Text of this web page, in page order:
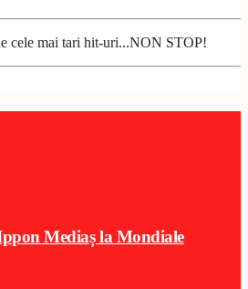
cele mai tari hit-uri...NON STOP!
Mediaș la Mondiale